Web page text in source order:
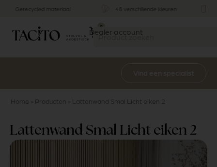
Stijlvol & functioneel Multifunctioneel
Dealer account
0
Home Producten Lattenwand Smal Licht eiken 2
Lattenwand Smal Licht eiken 2